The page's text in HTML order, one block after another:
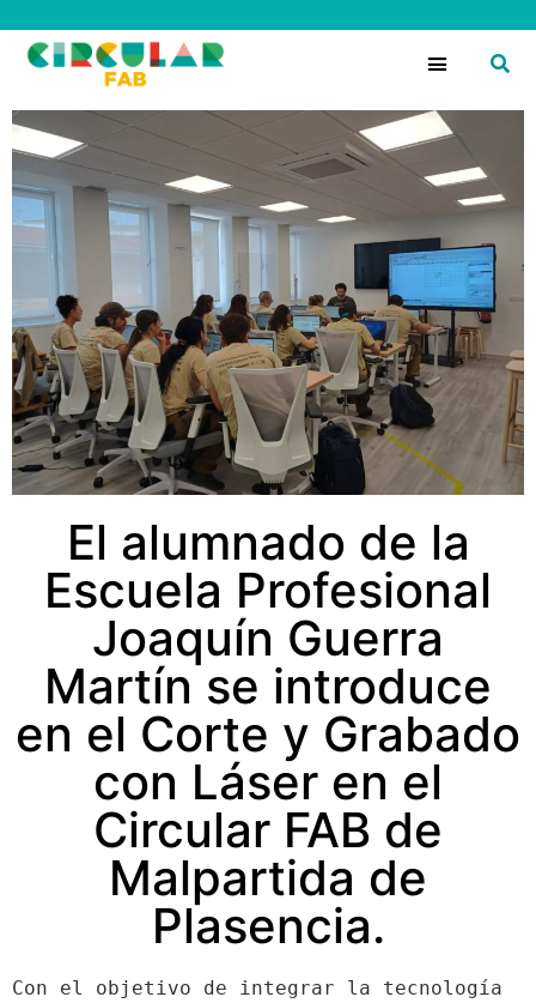
El alumnado de la
Escuela Profesional
Joaquín Guerra
Martín se introduce
en el Corte y Grabado
con Láser en el
Circular FAB de
Malpartida de
Plasencia.
Con el objetivo de integrar la tecnología